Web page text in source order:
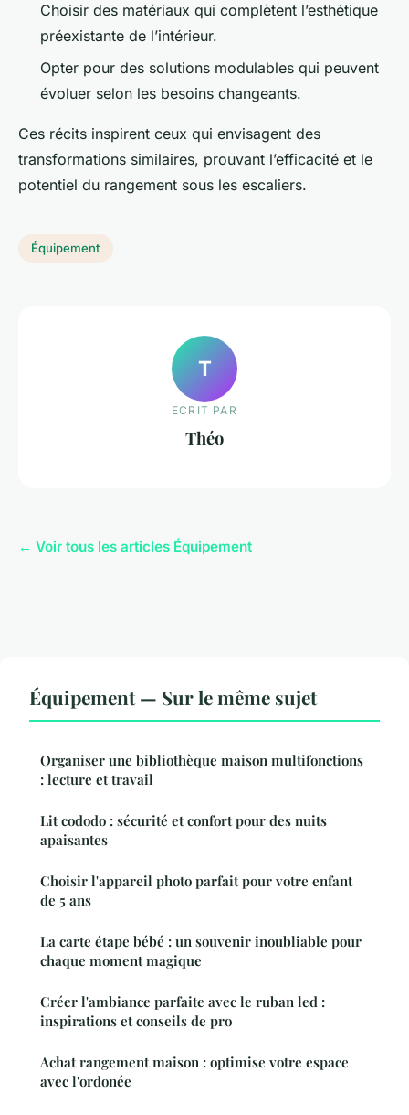
Choisir des matériaux qui complètent l’esthétique
préexistante de l’intérieur.
Opter pour des solutions modulables qui peuvent
évoluer selon les besoins changeants.
Ces récits inspirent ceux qui envisagent des
transformations similaires, prouvant l’efficacité et le
potentiel du rangement sous les escaliers.
Équipement
T
ECRIT PAR
Théo
← Voir tous les articles Équipement
Équipement — Sur le même sujet
Organiser une bibliothèque maison multifonctions
: lecture et travail
Lit cododo : sécurité et confort pour des nuits
apaisantes
Choisir l'appareil photo parfait pour votre enfant
de 5 ans
La carte étape bébé : un souvenir inoubliable pour
chaque moment magique
Créer l'ambiance parfaite avec le ruban led :
inspirations et conseils de pro
Achat rangement maison : optimise votre espace
avec l'ordonée